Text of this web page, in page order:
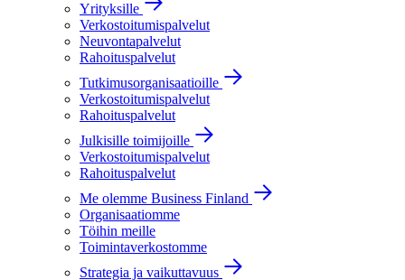
Yrityksille
Verkostoitumispalvelut
Neuvontapalvelut
Rahoituspalvelut
Tutkimusorganisaatioille
Verkostoitumispalvelut
Rahoituspalvelut
Julkisille toimijoille
Verkostoitumispalvelut
Rahoituspalvelut
Me olemme Business Finland
Organisaatiomme
Töihin meille
Toimintaverkostomme
Strategia ja vaikuttavuus